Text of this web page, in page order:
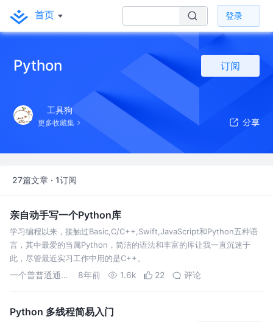
首页 登录
Python 订阅
工具狗
更多收藏集
27篇文章 · 1订阅
亲自动手写一个Python库
学习编程以来，接触过Basic,C/C++,Swift,JavaScript和Python五种语
言，其中最爱的当属Python，简洁的语法和丰富的库让我一直沉迷于
此，尽管最近实习工作中用的是C++。
一个普普通通简简单单 8年前 1.6k 22 评论
Python 多线程简易入门